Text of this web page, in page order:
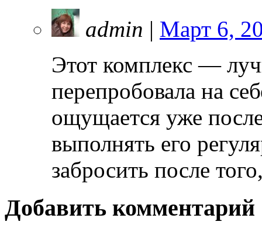
admin | Март 6,
Этот комплекс —
перепробовала на
ощущается уже
выполнять его
забросить после
Добавить комментарий